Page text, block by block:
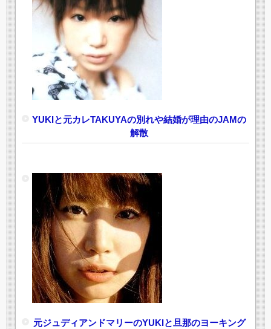
YUKIと元カレTAKUYAの別れや結婚が理由のJAMの
解散
元ジュディアンドマリーのYUKIと旦那のヨーキング